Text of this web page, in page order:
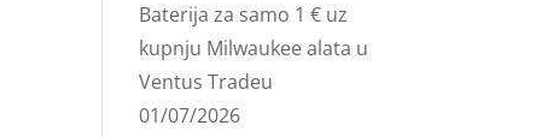
Baterija za samo 1 € uz
kupnju Milwaukee alata u
Ventus Tradeu
01/07/2026